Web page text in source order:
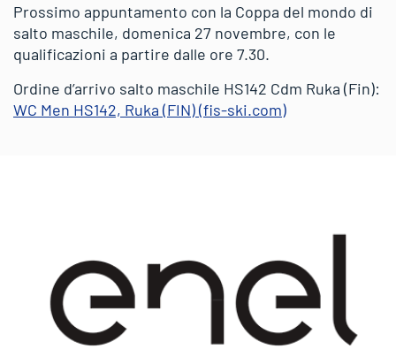
Prossimo appuntamento con la Coppa del mondo di
salto maschile, domenica 27 novembre, con le
qualificazioni a partire dalle ore 7.30.
Ordine d’arrivo salto maschile HS142 Cdm Ruka (Fin):
WC Men HS142, Ruka (FIN) (fis-ski.com)